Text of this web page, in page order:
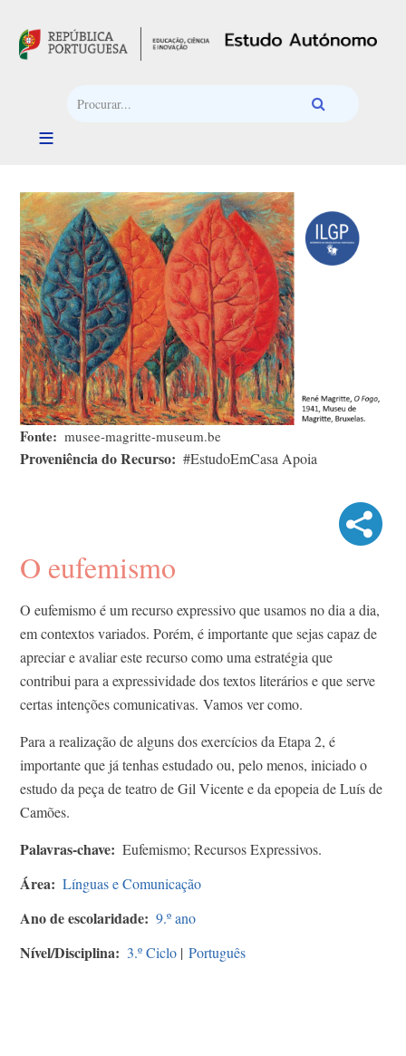
Fonte musee-magritte-museum.be
Proveniência do Recurso #EstudoEmCasa Apoia
O eufemismo
O eufemismo é um recurso expressivo que usamos no dia a dia,
em contextos variados. Porém, é importante que sejas capaz de
apreciar e avaliar este recurso como uma estratégia que
contribui para a expressividade dos textos literários e que serve
certas intenções comunicativas. Vamos ver como.
Para a realização de alguns dos exercícios da Etapa 2, é
importante que já tenhas estudado ou, pelo menos, iniciado o
estudo da peça de teatro de Gil Vicente e da epopeia de Luís de
Camões.
Palavras-chave Eufemismo; Recursos Expressivos.
Área Línguas e Comunicação
Ano de escolaridade 9.º ano
Nível/Disciplina 3.º Ciclo | Português